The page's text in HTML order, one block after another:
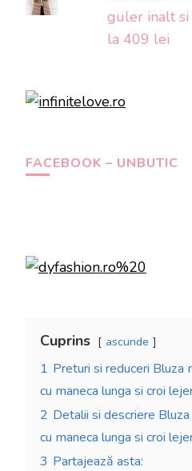
guler inalt si
la 409 lei
FACEBOOK – UNBUTIC
Cuprins ascunde
1 Preturi si reduceri Bluza
cu maneca lunga si croi
2 Detalii si descriere
cu maneca lunga si croi
3 Partajează asta: